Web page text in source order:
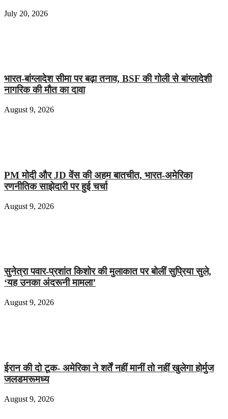
July 20, 2026
भारत-बांग्लादेश सीमा पर बढ़ा तनाव, BSF की गोली से बांग्लादेशी
नागरिक की मौत का दावा
August 9, 2026
PM मोदी और JD वेंस की अहम बातचीत, भारत-अमेरिका
रणनीतिक साझेदारी पर हुई चर्चा
August 9, 2026
सुनेत्रा पवार-प्रशांत किशोर की मुलाकात पर बोलीं सुप्रिया सुले,
‘यह उनका अंदरूनी मामला’
August 9, 2026
ईरान की दो टूक- अमेरिका ने शर्तें नहीं मानीं तो नहीं खुलेगा होर्मुज
जलडमरूमध्य
August 9, 2026